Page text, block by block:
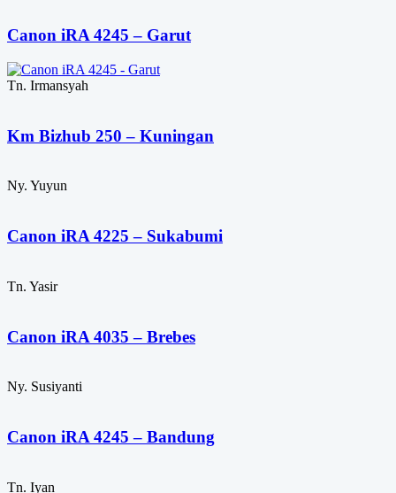
Canon iRA 4245 – Garut
Tn. Irmansyah
Km Bizhub 250 – Kuningan
Ny. Yuyun
Canon iRA 4225 – Sukabumi
Tn. Yasir
Canon iRA 4035 – Brebes
Ny. Susiyanti
Canon iRA 4245 – Bandung
Tn. Iyan